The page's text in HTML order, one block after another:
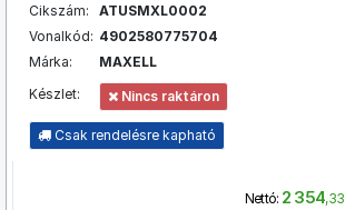
Cikszám:
ATUSMXL0002
Vonalkód: 4902580775704
Márka:
MAXELL
Készlet:
Nincs raktáron
Csak rendelésre kapható
Nettó: 2 354,33